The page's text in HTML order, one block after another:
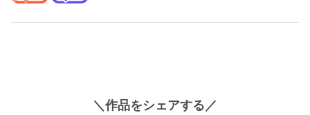
＼作品をシェアする／